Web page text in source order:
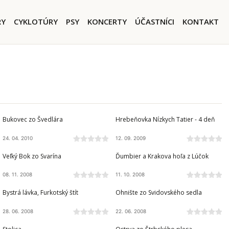
CYKLOTÚRY PSY KONCERTY ÚČASTNÍCI KONTAKT
VOLOVSKÉ VRCHY
Bukovec zo Švedlára
24. 04. 2010
NÍZKE TATRY
Hrebeňovka Nízkych Tatier - 4 deň
12. 09. 2009
NÍZKE TATRY
Veľký Bok zo Svarína
08. 11. 2008
NÍZKE TATRY
Ďumbier a Krakova hoľa z Lúčok
11. 10. 2008
VYSOKÉ TATRY
Bystrá lávka, Furkotský štít
28. 06. 2008
NÍZKE TATRY
Ohnište zo Svidovského sedla
22. 06. 2008
STOLICKÉ VRCHY VYSOKÉ TATRY